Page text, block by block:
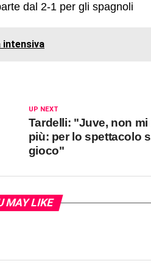
dal 2-1 per gli spagnoli
intensiva
UP NEXT
Tardelli: "Juve, non
più: per lo spettacolo
gioco"
MAY LIKE